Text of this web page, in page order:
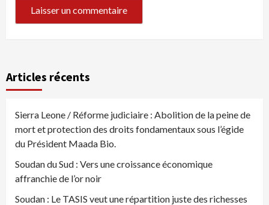
Articles récents
Sierra Leone / Réforme judiciaire : Abolition de la peine de
mort et protection des droits fondamentaux sous l’égide
du Président Maada Bio.
Soudan du Sud : Vers une croissance économique
affranchie de l’or noir
Soudan : Le TASIS veut une répartition juste des richesses